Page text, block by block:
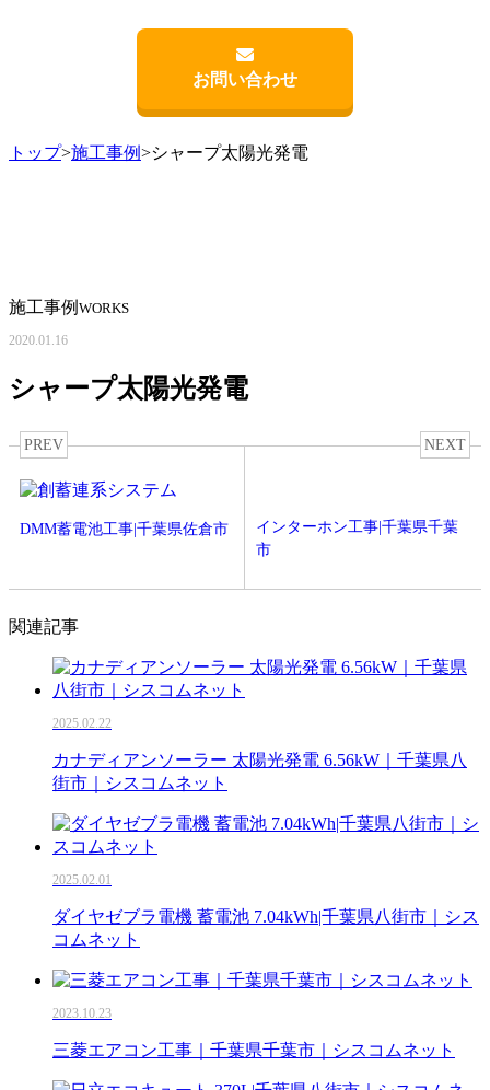
お問い合わせ
トップ>施工事例>シャープ太陽光発電
施工事例 WORKS
2020.01.16
シャープ太陽光発電
PREV
DMM蓄電池工事|千葉県佐倉市
NEXT
インターホン工事|千葉県千葉
市
関連記事
2025.02.22
カナディアンソーラー 太陽光発電 6.56kW｜千葉県八
街市｜シスコムネット
2025.02.01
ダイヤゼブラ電機 蓄電池 7.04kWh|千葉県八街市｜シス
コムネット
2023.10.23
三菱エアコン工事｜千葉県千葉市｜シスコムネット